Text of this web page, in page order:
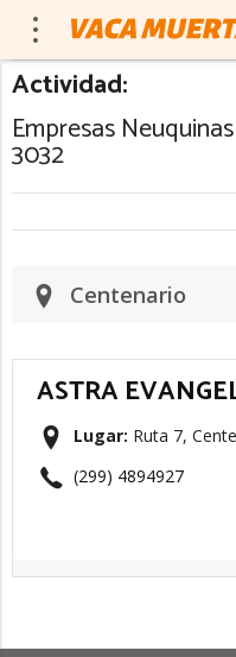
Actividad:
Empresas
3032
Centenario
ASTRA
Lugar: Ruta 7,
(299) 4894927